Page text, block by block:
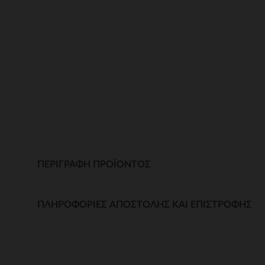
ΠΕΡΙΓΡΑΦΉ ΠΡΟΪΌΝΤΟΣ
ΠΛΗΡΟΦΟΡΊΕΣ ΑΠΟΣΤΟΛΉΣ ΚΑΙ ΕΠΙΣΤΡΟΦΉΣ